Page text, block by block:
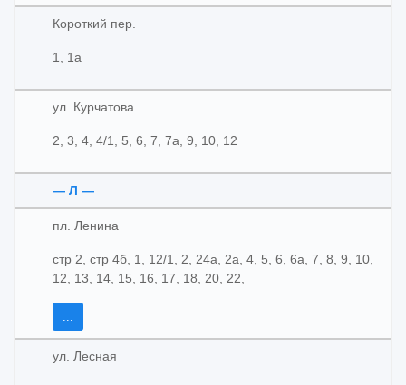
Короткий пер.
1, 1а
ул. Курчатова
2, 3, 4, 4/1, 5, 6, 7, 7а, 9, 10, 12
— Л —
пл. Ленина
стр 2, стр 4б, 1, 12/1, 2, 24а, 2а, 4, 5, 6, 6а, 7, 8, 9, 10,
12, 13, 14, 15, 16, 17, 18, 20, 22,
...
ул. Лесная